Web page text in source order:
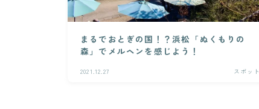
まるでおとぎの国！？浜松「ぬくもりの
森」でメルヘンを感じよう！
2021.12.27 スポット